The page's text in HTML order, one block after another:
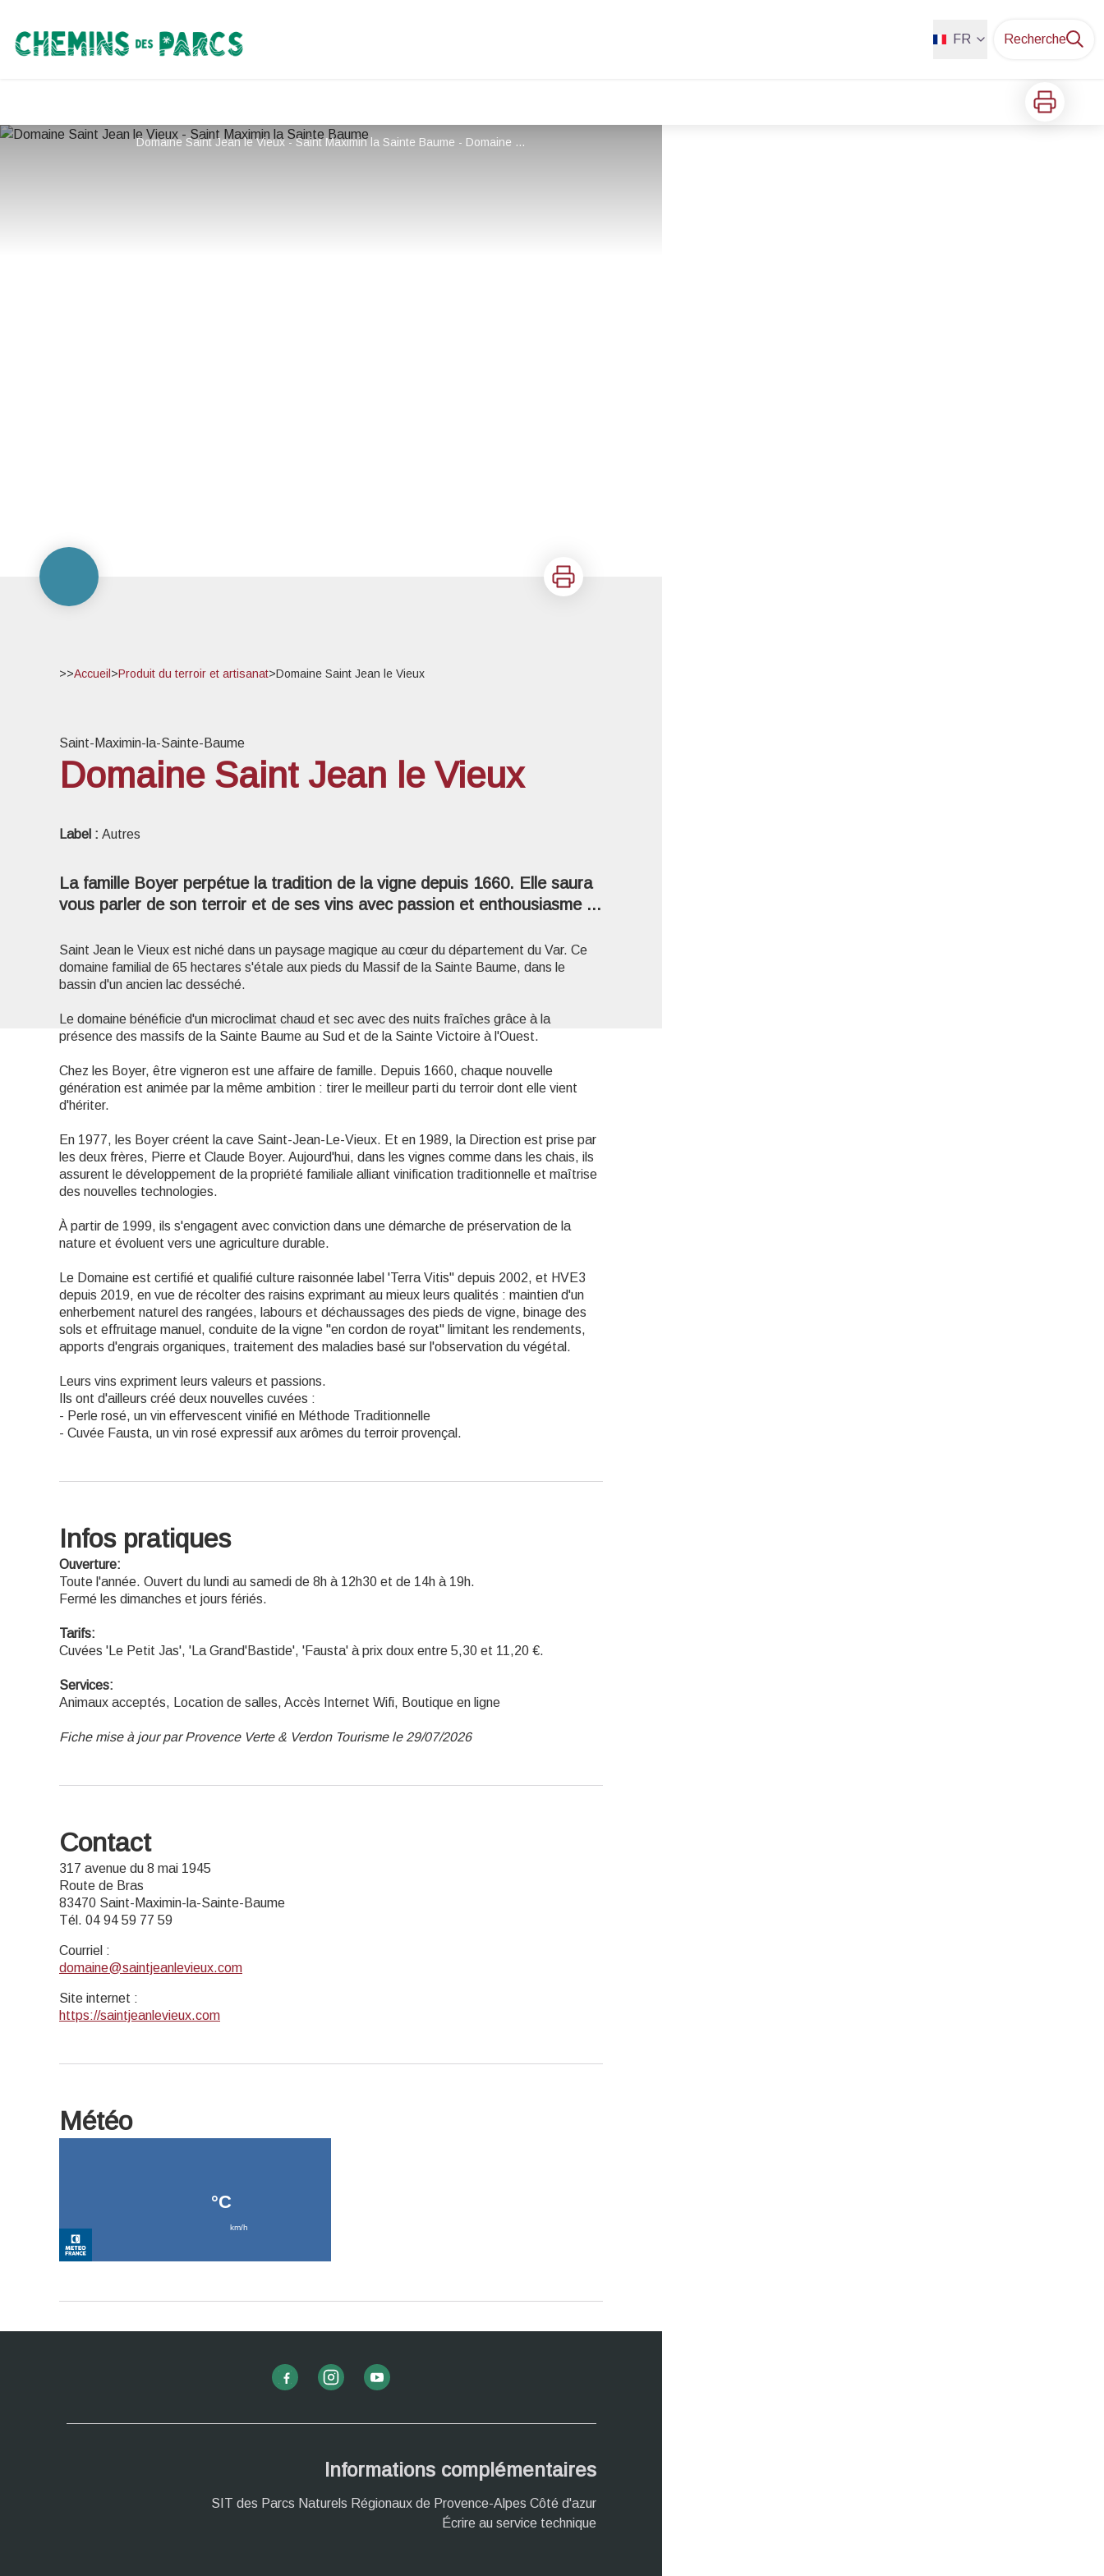
Chemins des Parcs FR Recherche
Imprimer
Domaine Saint Jean le Vieux - Saint Maximin la Sainte Baume - Domaine Saint Jean le Vieux - Saint Maximin la Sainte Baume
Imprimer
>>Accueil >Produit du terroir et artisanat>Domaine Saint Jean le Vieux
Saint-Maximin-la-Sainte-Baume
Domaine Saint Jean le Vieux
Label : Autres
La famille Boyer perpétue la tradition de la vigne depuis 1660. Elle saura
vous parler de son terroir et de ses vins avec passion et enthousiasme ...
Saint Jean le Vieux est niché dans un paysage magique au cœur du département du Var. Ce
domaine familial de 65 hectares s'étale aux pieds du Massif de la Sainte Baume, dans le
bassin d'un ancien lac desséché.
Le domaine bénéficie d'un microclimat chaud et sec avec des nuits fraîches grâce à la
présence des massifs de la Sainte Baume au Sud et de la Sainte Victoire à l'Ouest.
Chez les Boyer, être vigneron est une affaire de famille. Depuis 1660, chaque nouvelle
génération est animée par la même ambition : tirer le meilleur parti du terroir dont elle vient
d'hériter.
En 1977, les Boyer créent la cave Saint-Jean-Le-Vieux. Et en 1989, la Direction est prise par
les deux frères, Pierre et Claude Boyer. Aujourd'hui, dans les vignes comme dans les chais, ils
assurent le développement de la propriété familiale alliant vinification traditionnelle et maîtrise
des nouvelles technologies.
À partir de 1999, ils s'engagent avec conviction dans une démarche de préservation de la
nature et évoluent vers une agriculture durable.
Le Domaine est certifié et qualifié culture raisonnée label 'Terra Vitis" depuis 2002, et HVE3
depuis 2019, en vue de récolter des raisins exprimant au mieux leurs qualités : maintien d'un
enherbement naturel des rangées, labours et déchaussages des pieds de vigne, binage des
sols et effruitage manuel, conduite de la vigne "en cordon de royat" limitant les rendements,
apports d'engrais organiques, traitement des maladies basé sur l'observation du végétal.
Leurs vins expriment leurs valeurs et passions.
Ils ont d'ailleurs créé deux nouvelles cuvées :
- Perle rosé, un vin effervescent vinifié en Méthode Traditionnelle
- Cuvée Fausta, un vin rosé expressif aux arômes du terroir provençal.
Infos pratiques
Ouverture:
Toute l'année. Ouvert du lundi au samedi de 8h à 12h30 et de 14h à 19h.
Fermé les dimanches et jours fériés.
Tarifs:
Cuvées 'Le Petit Jas', 'La Grand'Bastide', 'Fausta' à prix doux entre 5,30 et 11,20 €.
Services:
Animaux acceptés, Location de salles, Accès Internet Wifi, Boutique en ligne
Fiche mise à jour par Provence Verte & Verdon Tourisme le 29/07/2026
Contact
317 avenue du 8 mai 1945
Route de Bras
83470 Saint-Maximin-la-Sainte-Baume
Tél. 04 94 59 77 59
Courriel :
domaine@saintjeanlevieux.com
Site internet :
https://saintjeanlevieux.com
Météo
Informations complémentaires
SIT des Parcs Naturels Régionaux de Provence-Alpes Côté d'azur
Écrire au service technique